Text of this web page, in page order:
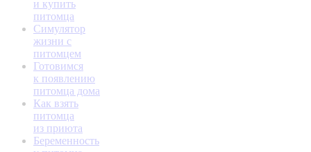
и купить
питомца
Симулятор
жизни с
питомцем
Готовимся
к появлению
питомца дома
Как взять
питомца
из приюта
Беременность